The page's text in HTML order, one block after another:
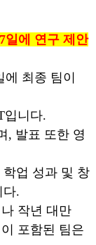
일에 연구 제안
최종 팀이
입니다.
, 발표 또한 영
학업 성과 및 창
다.
작년 대만
포함된 팀은